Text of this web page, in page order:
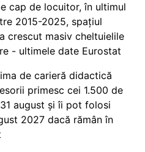
cap de locuitor, în ultimul
2015-2025, spațiul
crescut masiv cheltuielile
- ultimele date Eurostat
de carieră didactică
primesc cei 1.500 de
august și îi pot folosi
2027 dacă rămân în